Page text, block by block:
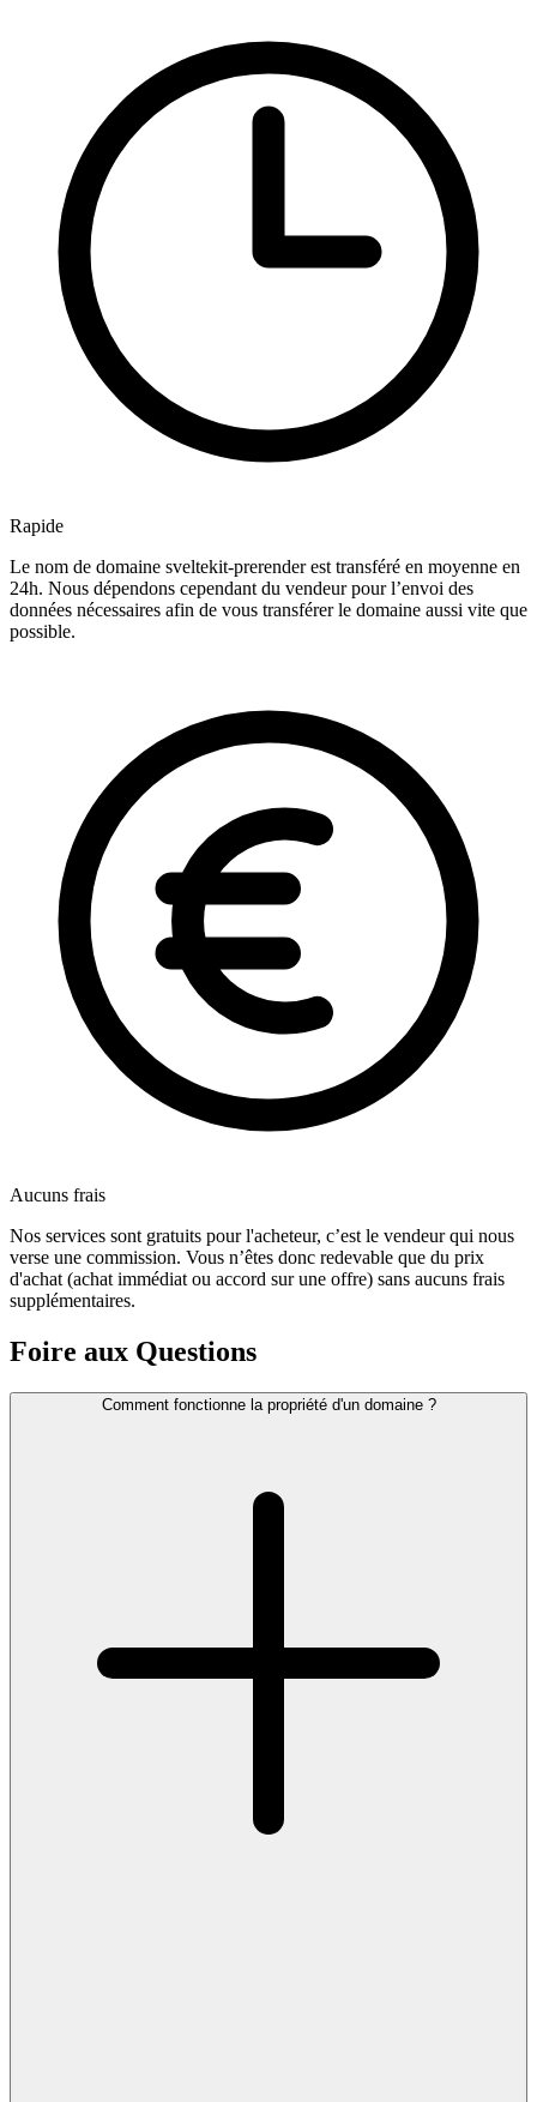
Rapide
Le nom de domaine sveltekit-prerender est transféré en moyenne en
24h. Nous dépendons cependant du vendeur pour l’envoi des
données nécessaires afin de vous transférer le domaine aussi vite que
possible.
Aucuns frais
Nos services sont gratuits pour l'acheteur, c’est le vendeur qui nous
verse une commission. Vous n’êtes donc redevable que du prix
d'achat (achat immédiat ou accord sur une offre) sans aucuns frais
supplémentaires.
Foire aux Questions
Comment fonctionne la propriété d'un domaine ?